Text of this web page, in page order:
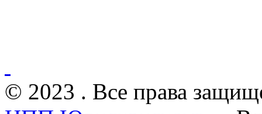
© 2023 . Все права